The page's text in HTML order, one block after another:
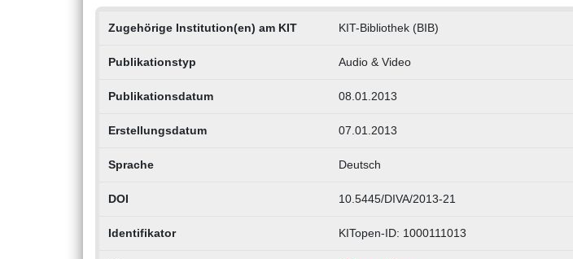
Zugehörige Institution(en) am KIT KIT-Bibliothek (BIB)
Publikationstyp Audio & Video
Publikationsdatum 08.01.2013
Erstellungsdatum 07.01.2013
Sprache Deutsch
DOI 10.5445/DIVA/2013-21
Identifikator KITopen-ID: 1000111013